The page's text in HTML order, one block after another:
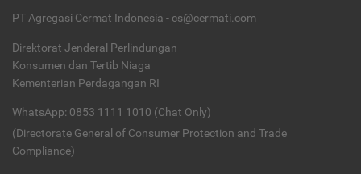
PT Agregasi Cermat Indonesia - cs@cermati.com
Direktorat Jenderal Perlindungan
Konsumen dan Tertib Niaga
Kementerian Perdagangan RI
WhatsApp: 0853 1111 1010 (Chat Only)
(Directorate General of Consumer Protection and Trade
Compliance)